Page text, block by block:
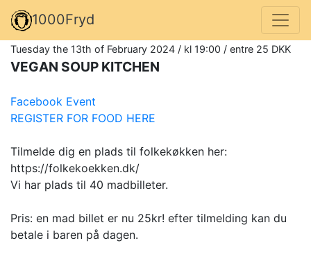
1000Fryd
Tuesday the 13th of February 2024 / kl 19:00 / entre 25 DKK
VEGAN SOUP KITCHEN
Facebook Event
REGISTER FOR FOOD HERE
Tilmelde dig en plads til folkekøkken her:
https://folkekoekken.dk/
Vi har plads til 40 madbilleter.
Pris: en mad billet er nu 25kr! efter tilmelding kan du
betale i baren på dagen.